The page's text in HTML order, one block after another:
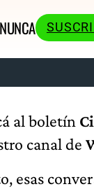
al boletín
canal de
esas